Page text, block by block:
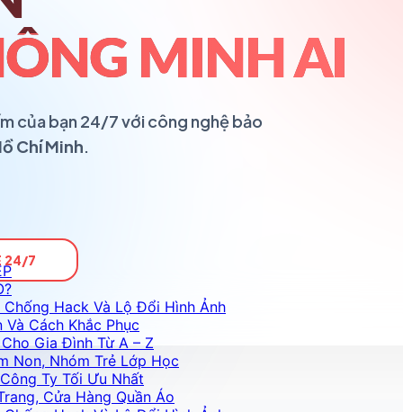
Hack Và Lộ Đổi Hình Ảnh
Cách Khắc Phục
Gia Đình Từ A – Z
Non, Nhóm Trẻ Lớp Học
Ty Tối Ưu Nhất
Cửa Hàng Quần Áo
MINH AI
của bạn 24/7 với công nghệ bảo
Chí Minh.
24/7